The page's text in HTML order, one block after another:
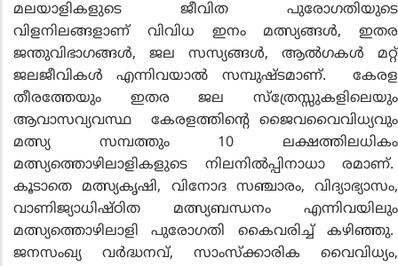
മലയാളികളുടെ ജീവിത പുരോഗതിയുടെ
വിളനിലങ്ങളാണ് വിവിധ ഇനം മത്സ്യങ്ങള്‍, ഇതര
ജന്തുവിഭാഗങ്ങള്‍, ജല സസ്യങ്ങള്‍, ആല്‍ഗകള്‍ മറ്റ്
ജലജീവികള്‍ എന്നിവയാല്‍ സമ്പുഷ്ടമാണ്. കേരള
തീരത്തേയും ഇതര ജല സ്‌ത്രേസ്സുകളിലെയും
ആവാസവ്യവസ്ഥ കേരളത്തിന്റെ ജൈവവൈവിധ്യവും
മത്സ്യ സമ്പത്തും 10 ലക്ഷത്തിലധികം
മത്സ്യത്തൊഴിലാളികളുടെ നിലനില്‍പ്പിനാധാ രമാണ്.
കൂടാതെ മത്സ്യകൃഷി, വിനോദ സഞ്ചാരം, വിദ്യാഭ്യാസം,
വാണിജ്യാധിഷ്ഠിത മത്സ്യബന്ധനം എന്നിവയിലും
മത്സ്യത്തൊഴിലാളി പുരോഗതി കൈവരിച്ച് കഴിഞ്ഞു.
ജനസംഖ്യ വര്‍ദ്ധനവ്, സാംസ്‌ക്കാരിക വൈവിധ്യം,